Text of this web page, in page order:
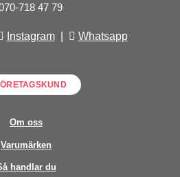
718 47 79
Instagram| Whatsapp
Om oss
Varumärken
handlar du